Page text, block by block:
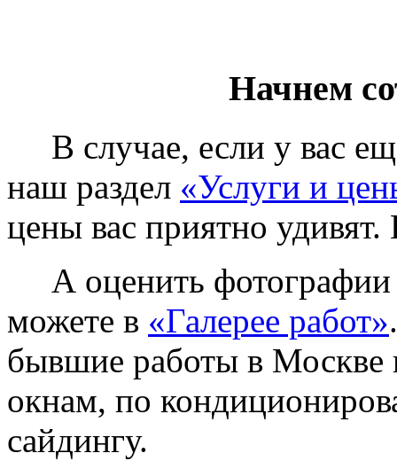
Начнем
В случае, если у вас
наш раздел «Услуги и
цены вас приятно
А оценить фотографии
можете в «Галерее работ»
бывшие работы в Москве
окнам, по
сайдингу.